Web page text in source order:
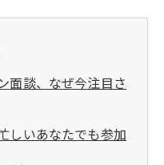
面談、なぜ今注目さ
しいあなたでも参加